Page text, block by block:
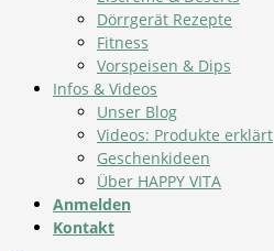
Dörrgerät Rezepte
Fitness
Vorspeisen & Dips
Infos & Videos
Unser Blog
Videos: Produkte erklärt
Geschenkideen
Über HAPPY VITA
Anmelden
Kontakt